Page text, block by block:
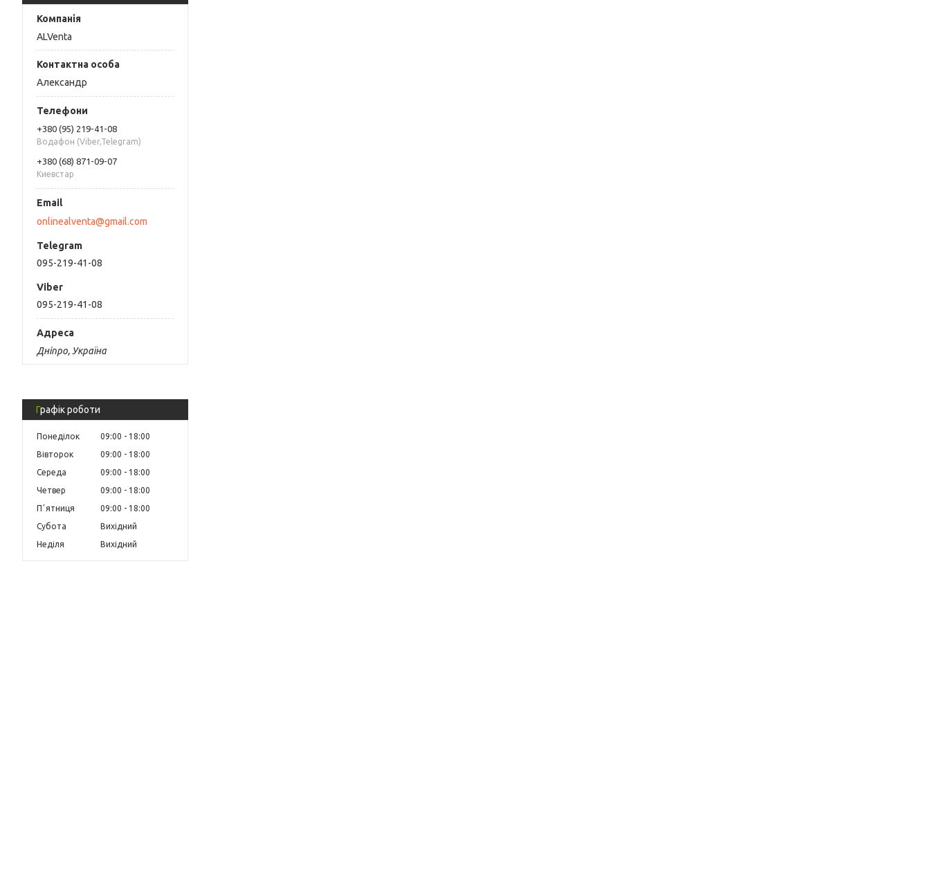
ALVenta
Александр
+380 (95) 219-41-08
Водафон (Viber,Telegram)
+380 (68) 871-09-07
Киевстар
onlinealventa@gmail.com
095-219-41-08
095-219-41-08
Дніпро, Україна
Графік роботи
Понеділок 09:00
18:00
Вівторок
09:00
18:00
Середа
09:00
18:00
Четвер
09:00
18:00
Пʼятниця
09:00
18:00
Субота
Вихідний
Неділя
Вихідний